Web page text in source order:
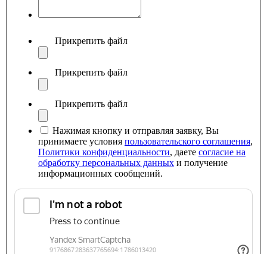
Прикрепить файл
Прикрепить файл
Прикрепить файл
Нажимая кнопку и отправляя заявку, Вы
принимаете условия пользовательского соглашения,
Политики конфиденциальности, даете согласие на
обработку персональных данных и получение
информационных сообщений.